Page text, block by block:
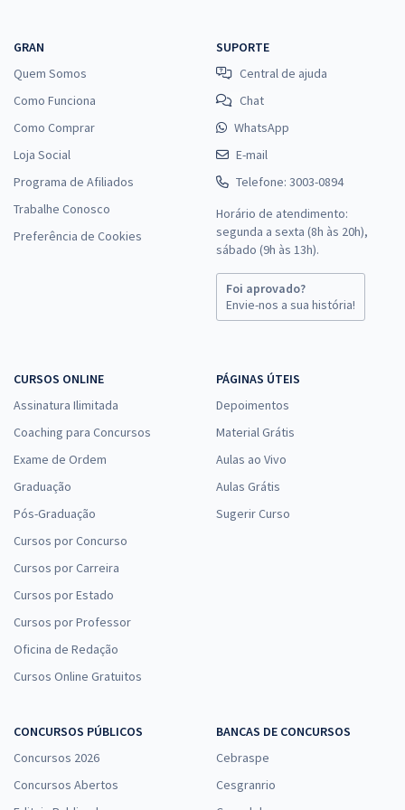
GRAN
Quem Somos
Como Funciona
Como Comprar
Loja Social
Programa de Afiliados
Trabalhe Conosco
Preferência de Cookies
SUPORTE
Central de ajuda
Chat
WhatsApp
E-mail
Telefone: 3003-0894
Horário de atendimento:
segunda a sexta (8h às 20h),
sábado (9h às 13h).
Foi aprovado?
Envie-nos a sua história!
CURSOS ONLINE
Assinatura Ilimitada
Coaching para Concursos
Exame de Ordem
Graduação
Pós-Graduação
Cursos por Concurso
Cursos por Carreira
Cursos por Estado
Cursos por Professor
Oficina de Redação
Cursos Online Gratuitos
PÁGINAS ÚTEIS
Depoimentos
Material Grátis
Aulas ao Vivo
Aulas Grátis
Sugerir Curso
CONCURSOS PÚBLICOS
Concursos 2026
Concursos Abertos
BANCAS DE CONCURSOS
Cebraspe
Cesgranrio